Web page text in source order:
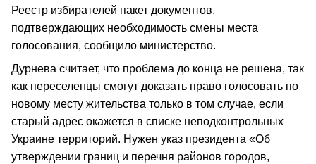
Реестр избирателей пакет документов,
подтверждающих необходимость смены места
голосования, сообщило министерство.
Дурнева считает, что проблема до конца не решена, так
как переселенцы смогут доказать право голосовать по
новому месту жительства только в том случае, если
старый адрес окажется в списке неподконтрольных
Украине территорий. Нужен указ президента «Об
утверждении границ и перечня районов городов,